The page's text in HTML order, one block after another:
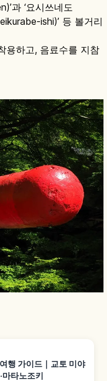
과 ‘요시쓰네도
ishi)’ 등 볼거리
용하고, 음료수를 지참
행 가이드｜교토 미야
타노조키